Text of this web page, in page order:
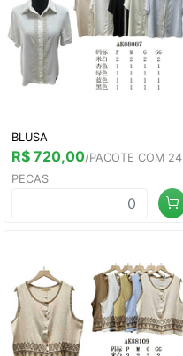
BLUSA
R$ 720,00/PACOTE COM 24
PECAS